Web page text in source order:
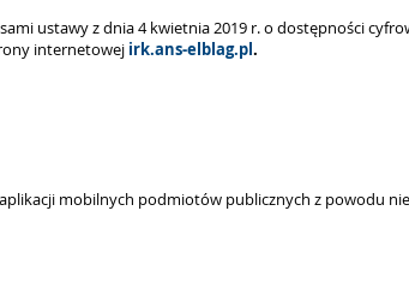
ustawy z dnia 4 kwietnia 2019 r. o dostępności
internetowej irk.ans-elblag.pl.
mobilnych podmiotów publicznych z powodu